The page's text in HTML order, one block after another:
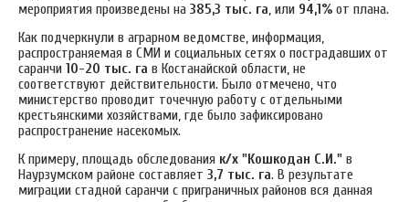
мероприятия произведены на 385,3 тыс. га, или 94,1% от плана.
Как подчеркнули в аграрном ведомстве, информация,
распространяемая в СМИ и социальных сетях о пострадавших от
саранчи 10-20 тыс. га в Костанайской области, не
соответствуют действительности. Было отмечено, что
министерство проводит точечную работу с отдельными
крестьянскими хозяйствами, где было зафиксировано
распространение насекомых.
К примеру, площадь обследования к/х "Кошкодан С.И." в
Наурзумском районе составляет 3,7 тыс. га. В результате
миграции стадной саранчи с приграничных районов вся данная